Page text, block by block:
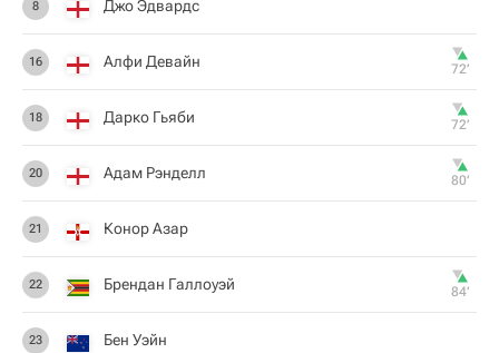
8 Джо Эдвардс
16 Алфи Девайн 72‎’‎
18 Дарко Гьяби 72‎’‎
20 Адам Рэнделл 80‎’‎
21 Конор Азар
22 Брендан Галлоуэй 84‎’‎
23 Бен Уэйн